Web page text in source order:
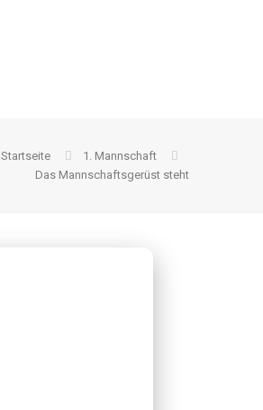
Startseite
1. Mannschaft
Das Mannschaftsgerüst steht